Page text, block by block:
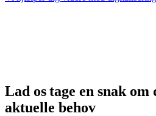
Lad os tage en snak
aktuelle behov